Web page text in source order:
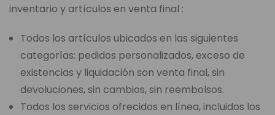
inventario y artículos en venta final :
Todos los artículos ubicados en las siguientes
categorías: pedidos personalizados, exceso de
existencias y liquidación son venta final, sin
devoluciones, sin cambios, sin reembolsos.
Todos los servicios ofrecidos en línea, incluidos los